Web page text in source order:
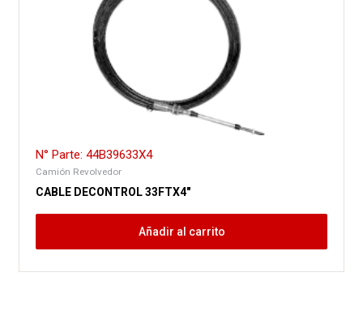
N° Parte: 44B39633X4
Camión Revolvedor
CABLE DECONTROL 33FTX4″
Añadir al carrito